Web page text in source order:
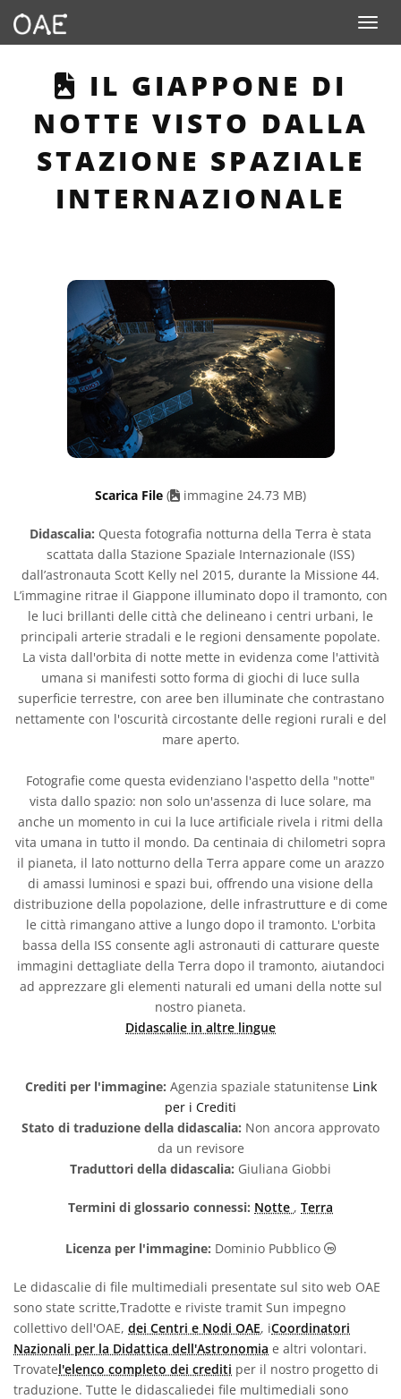
Toggle
THIS PAGE
IL GIAPPONE DI
NOTTE VISTO DALLA
STAZIONE SPAZIALE
INTERNAZIONALE
Scarica File ( immagine 24.73 MB)
Didascalia: Questa fotografia notturna della Terra è stata
scattata dalla Stazione Spaziale Internazionale (ISS)
dall’astronauta Scott Kelly nel 2015, durante la Missione 44.
L’immagine ritrae il Giappone illuminato dopo il tramonto, con
le luci brillanti delle città che delineano i centri urbani, le
principali arterie stradali e le regioni densamente popolate.
La vista dall'orbita di notte mette in evidenza come l'attività
umana si manifesti sotto forma di giochi di luce sulla
superficie terrestre, con aree ben illuminate che contrastano
nettamente con l'oscurità circostante delle regioni rurali e del
mare aperto.
Fotografie come questa evidenziano l'aspetto della "notte"
vista dallo spazio: non solo un'assenza di luce solare, ma
anche un momento in cui la luce artificiale rivela i ritmi della
vita umana in tutto il mondo. Da centinaia di chilometri sopra
il pianeta, il lato notturno della Terra appare come un arazzo
di amassi luminosi e spazi bui, offrendo una visione della
distribuzione della popolazione, delle infrastrutture e di come
le città rimangano attive a lungo dopo il tramonto. L'orbita
bassa della ISS consente agli astronauti di catturare queste
immagini dettagliate della Terra dopo il tramonto, aiutandoci
ad apprezzare gli elementi naturali ed umani della notte sul
nostro pianeta.
Didascalie in altre lingue
Crediti per l'immagine: Agenzia spaziale statunitense Link
per i Crediti
Stato di traduzione della didascalia: Non ancora approvato
da un revisore
Traduttori della didascalia: Giuliana Giobbi
Termini di glossario connessi: Notte , Terra
Licenza per l'immagine: Dominio Pubblico Dominio
Le didascalie di file multimediali presentate sul sito web OAE
sono state scritte,Tradotte e riviste tramit Sun impegno
collettivo dell'OAE, dei Centri e Nodi OAE, iCoordinatori
Nazionali per la Didattica dell'Astronomia e altri volontari.
Trovatel'elenco completo dei crediti per il nostro progetto di
traduzione. Tutte le didascaliedei file multimediali sono